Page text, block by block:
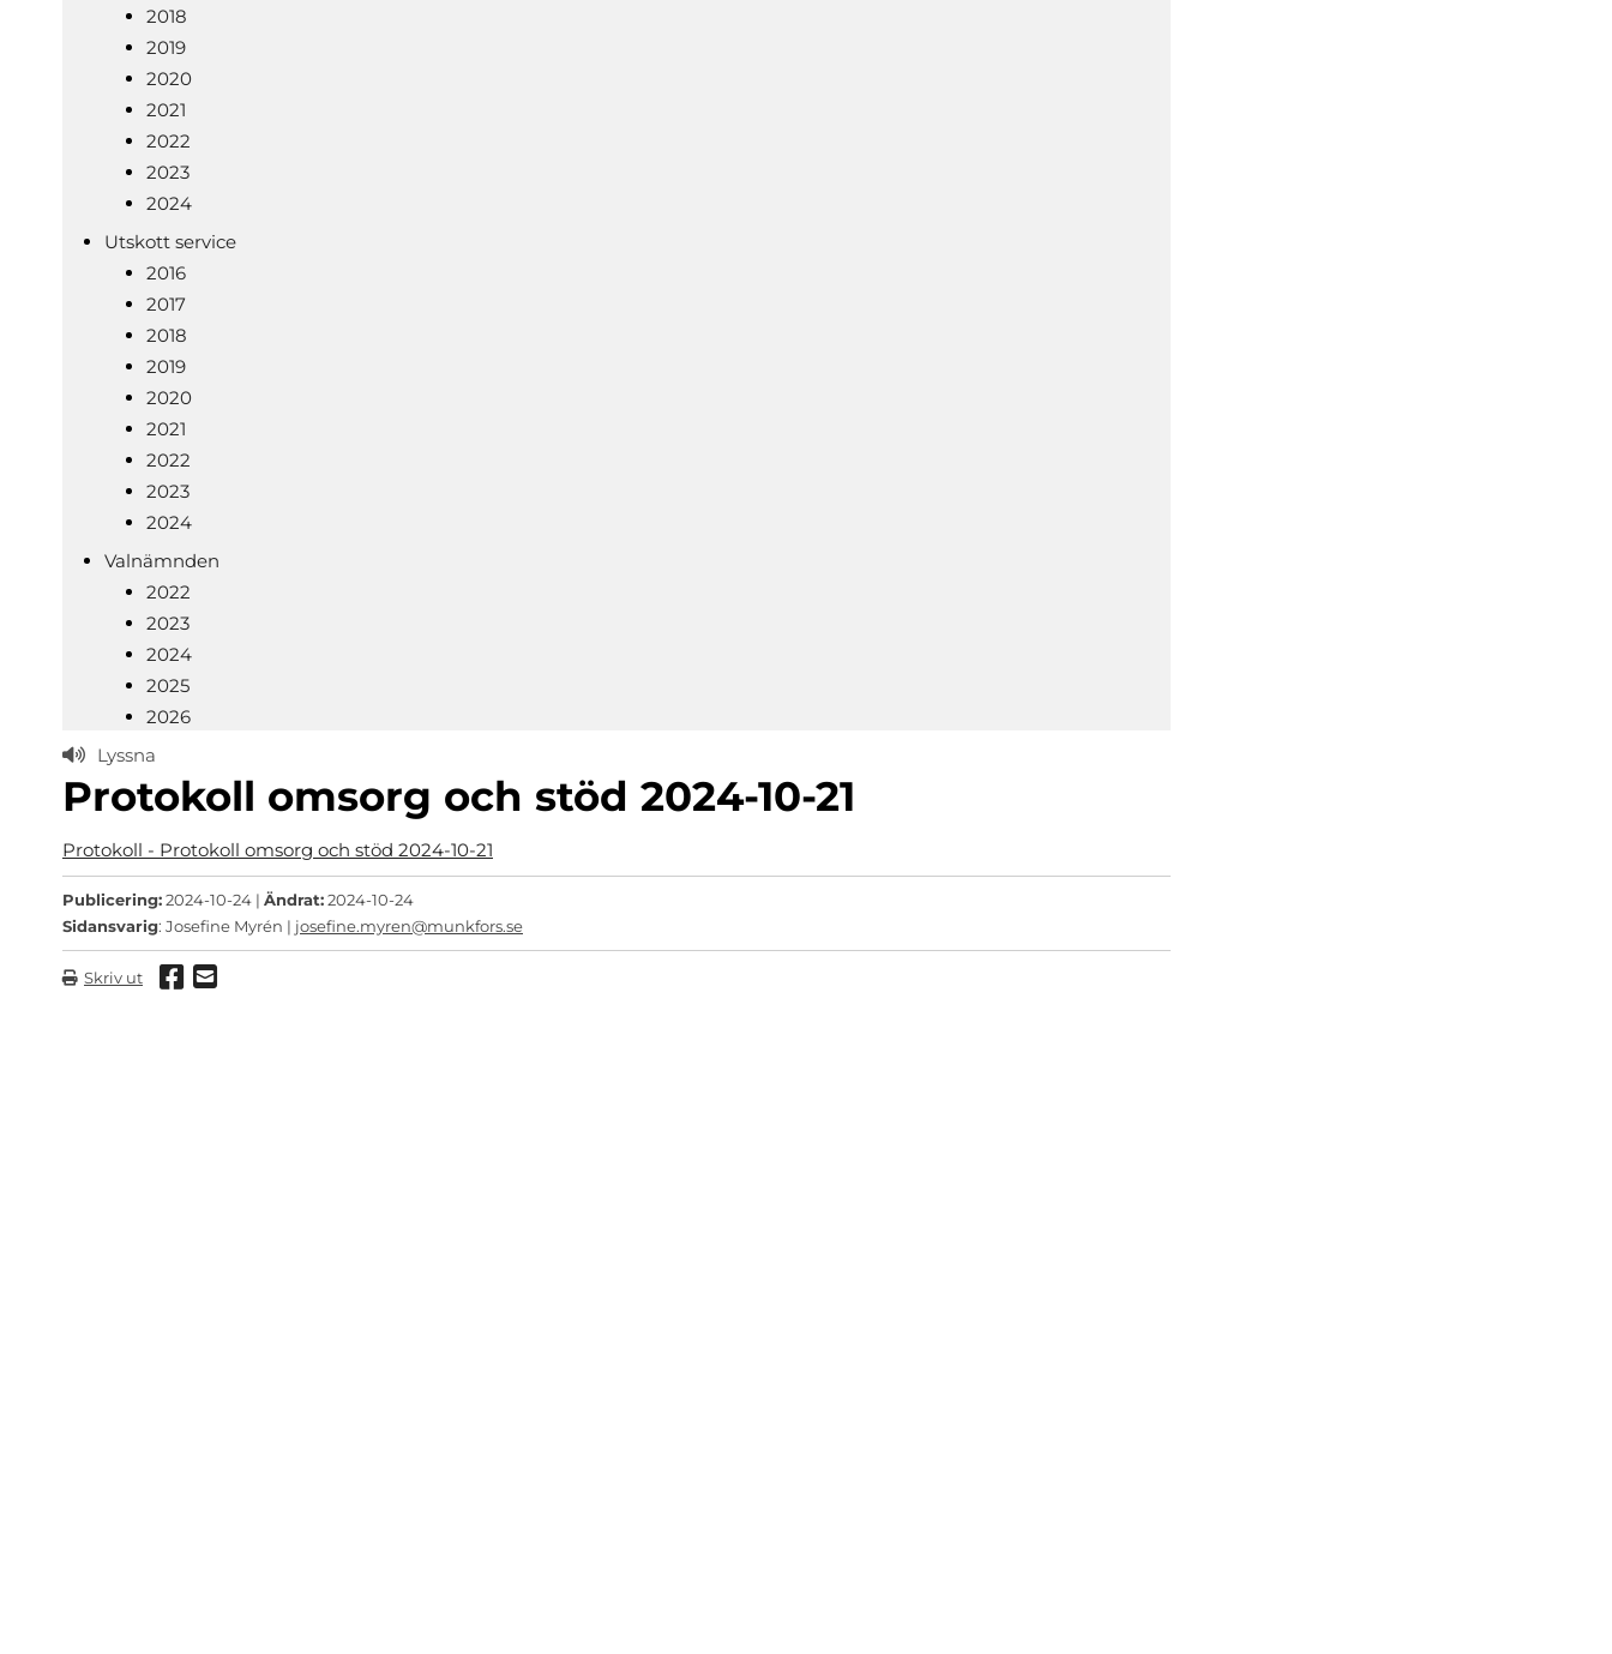
2018
2019
2020
2021
2022
2023
2024
Utskott service
2016
2017
2018
2019
2020
2021
2022
2023
2024
Valnämnden
2022
2023
2024
2025
2026
Lyssna
Protokoll omsorg och stöd 2024-10-21
Protokoll - Protokoll omsorg och stöd 2024-10-21
Publicering:2024-10-24 | Ändrat:2024-10-24
Sidansvarig: Josefine Myrén | josefine.myren@munkfors.se
Skriv ut Dela via Facebook
Dela via mail